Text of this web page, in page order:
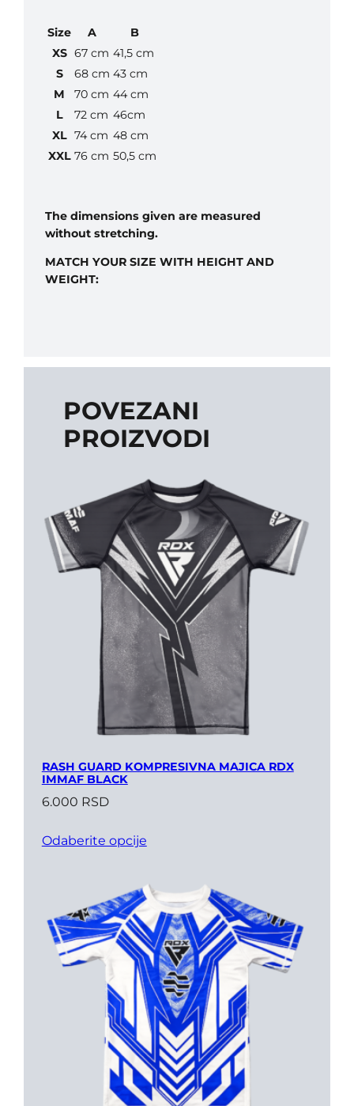
Size A
B
XS 67 cm 41,5 cm
S
68 cm 43 cm
M
70 cm 44 cm
L
72 cm 46cm
XL 74 cm 48 cm
XXL 76 cm 50,5 cm
The dimensions given are measured
without stretching.
MATCH YOUR SIZE WITH HEIGHT AND
WEIGHT:
POVEZANI
PROIZVODI
RASH GUARD KOMPRESIVNA MAJICA RDX
IMMAF BLACK
6.000 RSD
Odaberite opcije